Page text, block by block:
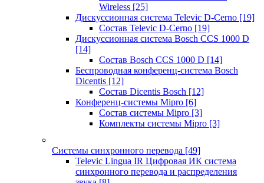
Wireless [25]
Дискуссионная система Televic D-Cerno [19]
Состав Televic D-Cerno [19]
Дискуссионная система Bosch CCS 1000 D
[14]
Состав Bosch CCS 1000 D [14]
Беспроводная конференц-система Bosch
Dicentis [12]
Состав Dicentis Bosch [12]
Конференц-системы Mipro [6]
Состав системы Mipro [3]
Комплекты системы Mipro [3]
Системы синхронного перевода [49]
Televic Lingua IR Цифровая ИК система
синхронного перевода и распределения